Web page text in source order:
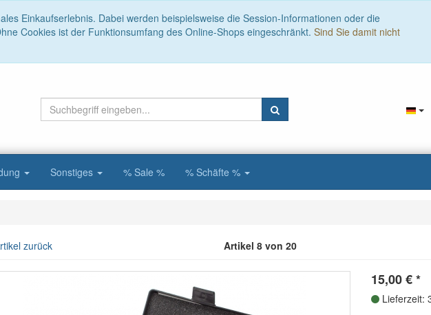
Einkaufserlebnis. Dabei werden beispielsweise die Session-Informationen oder die
Cookies ist der Funktionsumfang des Online-Shops eingeschränkt. Sind Sie damit nicht
Sonstiges % Sale % % Schäfte %
zurück Artikel 8 von 20
15,00€*
Lieferzeit: